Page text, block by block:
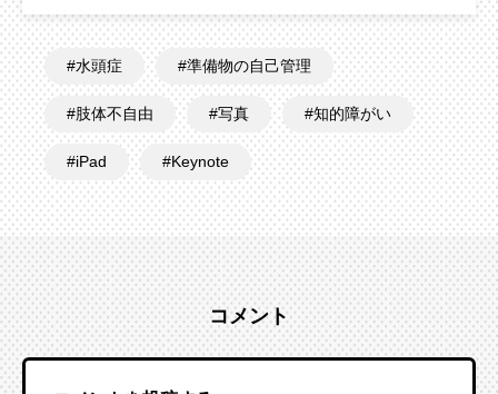
水頭症 準備物の自己管理
肢体不自由 写真 知的障がい
iPad Keynote
コメント